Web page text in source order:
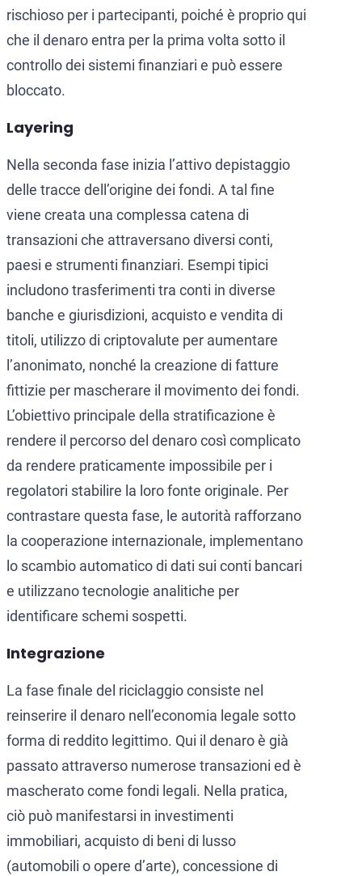
rischioso per i partecipanti, poiché è proprio qui
che il denaro entra per la prima volta sotto il
controllo dei sistemi finanziari e può essere
bloccato.
Layering
Nella seconda fase inizia l’attivo depistaggio
delle tracce dell’origine dei fondi. A tal fine
viene creata una complessa catena di
transazioni che attraversano diversi conti,
paesi e strumenti finanziari. Esempi tipici
includono trasferimenti tra conti in diverse
banche e giurisdizioni, acquisto e vendita di
titoli, utilizzo di criptovalute per aumentare
l’anonimato, nonché la creazione di fatture
fittizie per mascherare il movimento dei fondi.
L’obiettivo principale della stratificazione è
rendere il percorso del denaro così complicato
da rendere praticamente impossibile per i
regolatori stabilire la loro fonte originale. Per
contrastare questa fase, le autorità rafforzano
la cooperazione internazionale, implementano
lo scambio automatico di dati sui conti bancari
e utilizzano tecnologie analitiche per
identificare schemi sospetti.
Integrazione
La fase finale del riciclaggio consiste nel
reinserire il denaro nell’economia legale sotto
forma di reddito legittimo. Qui il denaro è già
passato attraverso numerose transazioni ed è
mascherato come fondi legali. Nella pratica,
ciò può manifestarsi in investimenti
immobiliari, acquisto di beni di lusso
(automobili o opere d’arte), concessione di